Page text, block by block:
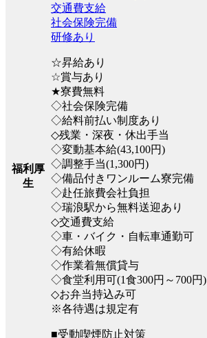
福利厚
生
交通費支給
社会保険完備
研修あり
☆昇給あり
☆賞与あり
★寮費無料
◇社会保険完備
◇給料前払い制度あり
◇残業・深夜・休出手当
◇変動基本給(43,100円)
◇調整手当(1,300円)
◇備品付きワンルーム寮完備
◇赴任旅費会社負担
◇瑞浪駅から無料送迎あり
◇交通費支給
◇車・バイク・自転車通勤可
◇有給休暇
◇作業着無償貸与
◇食堂利用可(1食300円～700円)
◇お弁当持込み可
※各待遇は規定有
■受動喫煙防止対策